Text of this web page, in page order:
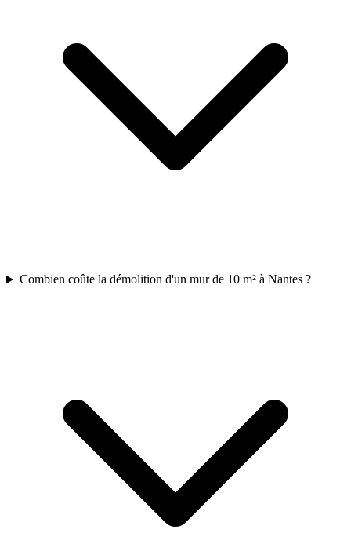
Combien coûte la démolition d'un mur de 10 m² à Nantes ?